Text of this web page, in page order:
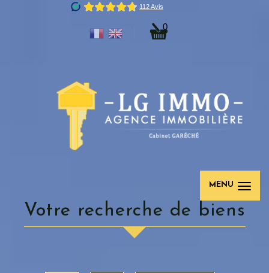
0
MENU
Votre recherche de biens